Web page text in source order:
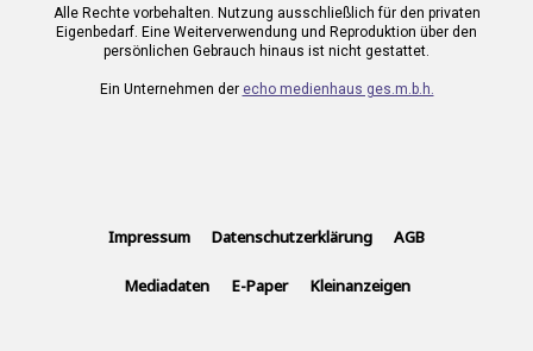
Alle Rechte vorbehalten. Nutzung ausschließlich für den privaten
Eigenbedarf. Eine Weiterverwendung und Reproduktion über den
persönlichen Gebrauch hinaus ist nicht gestattet.
Ein Unternehmen der echo medienhaus ges.m.b.h.
Impressum Datenschutzerklärung AGB
Mediadaten E-Paper Kleinanzeigen